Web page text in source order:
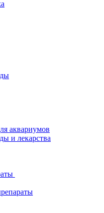
аквариумов
и лекарства